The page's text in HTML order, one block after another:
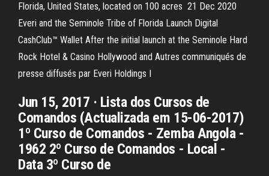
Florida, United States, located on 100 acres 21 Dec 2020
Everi and the Seminole Tribe of Florida Launch Digital
CashClub™ Wallet After the initial launch at the Seminole Hard
Rock Hotel & Casino Hollywood and Autres communiqués de
presse diffusés par Everi Holdings I
Jun 15, 2017 · Lista dos Cursos de
Comandos (Actualizada em 15-06-2017)
1º Curso de Comandos - Zemba Angola -
1962 2º Curso de Comandos - Local -
Data 3º Curso de